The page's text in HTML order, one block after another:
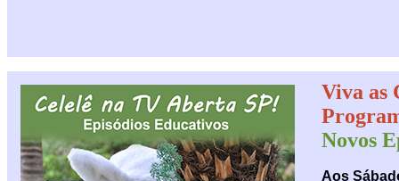
Viva as
Novos
Aos